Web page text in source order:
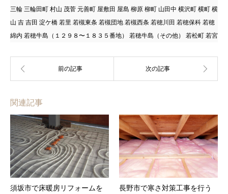
三輪 三輪田町 村山 茂菅 元善町 屋敷田 屋島 柳原 柳町 山田中 横沢町 横町 横
山 吉 吉田 淀ケ橋 若里 若槻東条 若槻団地 若槻西条 若穂川田 若穂保科 若穂
綿内 若穂牛島（１２９８〜１８３５番地） 若穂牛島（その他） 若松町 若宮
関連記事
須坂市で床暖房リフォームを
長野市で寒さ対策工事を行う